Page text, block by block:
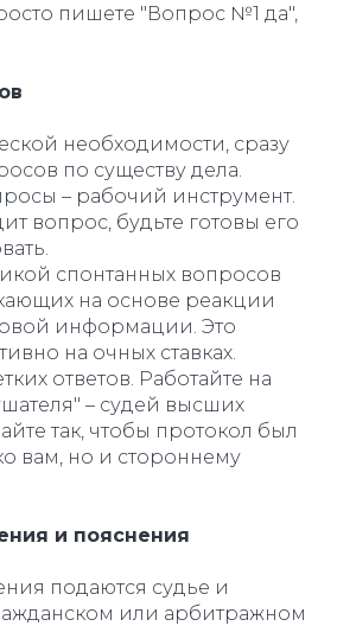
пишете "Вопрос №1 да",
необходимости, сразу
по существу дела.
– рабочий инструмент.
вопрос, будьте готовы его
спонтанных вопросов
на основе реакции
информации. Это
на очных ставках.
ответов. Работайте на
– судей высших
так, чтобы протокол был
вам, но и стороннему
и пояснения
подаются судье и
или арбитражном